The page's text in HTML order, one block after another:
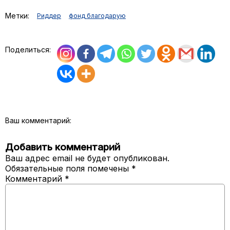
Метки: Риддер фонд благодарую
Поделиться:
Ваш комментарий:
Добавить комментарий
Ваш адрес email не будет опубликован.
Обязательные поля помечены *
Комментарий *